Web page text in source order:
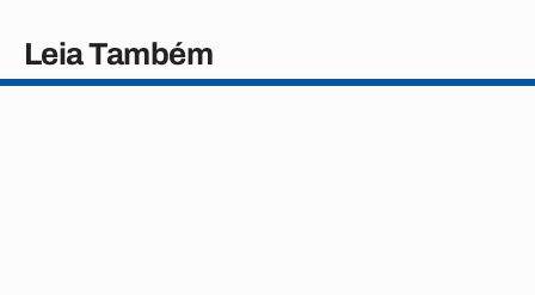
Leia Também